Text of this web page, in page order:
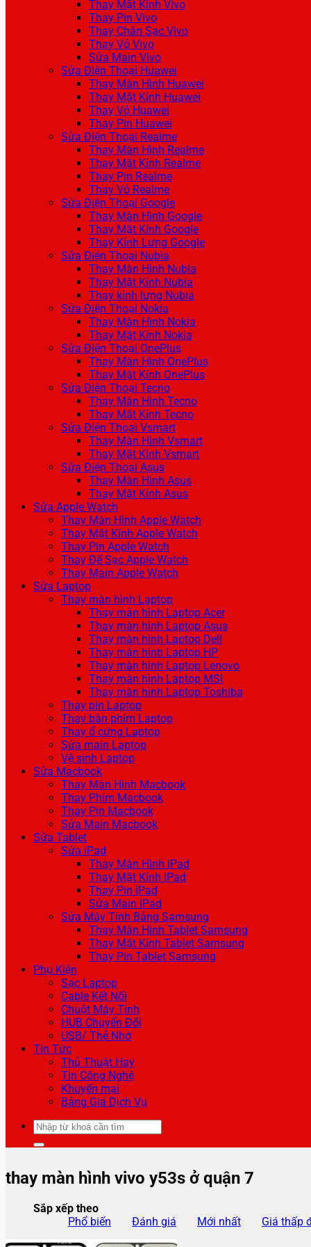
Thay Mặt Kính Vivo
Thay Pin Vivo
Thay Chân Sạc Vivo
Thay Vỏ Vivo
Sửa Main Vivo
Sửa Điện Thoại Huawei
Thay Màn Hình Huawei
Thay Mặt Kính Huawei
Thay Vỏ Huawei
Thay Pin Huawei
Sửa Điện Thoại Realme
Thay Màn Hình Realme
Thay Mặt Kính Realme
Thay Pin Realme
Thay Vỏ Realme
Sửa Điện Thoại Google
Thay Màn Hình Google
Thay Mặt Kính Google
Thay Kính Lưng Google
Sửa Điện Thoại Nubia
Thay Màn Hình Nubia
Thay Mặt Kính Nubia
Thay kính lưng Nubia
Sửa Điện Thoại Nokia
Thay Màn Hình Nokia
Thay Mặt Kính Nokia
Sửa Điện Thoại OnePlus
Thay Màn Hình OnePlus
Thay Mặt Kính OnePlus
Sửa Điện Thoại Tecno
Thay Màn Hình Tecno
Thay Mặt Kính Tecno
Sửa Điện Thoại Vsmart
Thay Màn Hình Vsmart
Thay Mặt Kính Vsmart
Sửa Điện Thoại Asus
Thay Màn Hình Asus
Thay Mặt Kính Asus
Sửa Apple Watch
Thay Màn Hình Apple Watch
Thay Mặt Kính Apple Watch
Thay Pin Apple Watch
Thay Đế Sạc Apple Watch
Thay Main Apple Watch
Sửa Laptop
Thay màn hình Laptop
Thay màn hình Laptop Acer
Thay màn hình Laptop Asus
Thay màn hình Laptop Dell
Thay màn hình Laptop HP
Thay màn hình Laptop Lenovo
Thay màn hình Laptop MSI
Thay màn hình Laptop Toshiba
Thay pin Laptop
Thay bàn phím Laptop
Thay ổ cứng Laptop
Sửa main Laptop
Vệ sinh Laptop
Sửa Macbook
Thay Màn Hình Macbook
Thay Phím Macbook
Thay Pin Macbook
Sửa Main Macbook
Sửa Tablet
Sửa iPad
Thay Màn Hình iPad
Thay Mặt Kính iPad
Thay Pin iPad
Sửa Main iPad
Sửa Máy Tính Bảng Samsung
Thay Màn Hình Tablet Samsung
Thay Mặt Kính Tablet Samsung
Thay Pin Tablet Samsung
Phụ Kiện
Sạc Laptop
Cable Kết Nối
Chuột Máy Tính
HUB Chuyển Đổi
USB/ Thẻ Nhớ
Tin Tức
Thủ Thuật Hay
Tin Công Nghệ
Khuyến mại
Bảng Giá Dịch Vụ
Tìm
kiếm:
thay màn hình vivo y53s ở quận 7
Sắp xếp theo
Phổ biến
Đánh giá Mới nhất Giá thấp